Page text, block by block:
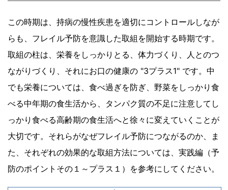
この時期は、持病の慢性疾患を適切にコントロールしなが
らも、フレイル予防を意識した取組を開始する時期です。
取組の柱は、栄養をしっかりとる、体力づくり、人とのつ
ながりづくり、それにお口の健康の "3プラス1" です。中
でも栄養については、食べ過ぎを防ぎ、野菜をしっかり食
べる中年期の食生活から、タンパク質の不足に注意してし
っかり食べる高齢期の食生活へと徐々に変えていくことが
大切です。それらがなぜフレイル予防につながるのか、ま
た、それぞれの効果的な取組方法については、実践編（予
防のポイントその１～プラス１）を参考にしてください。